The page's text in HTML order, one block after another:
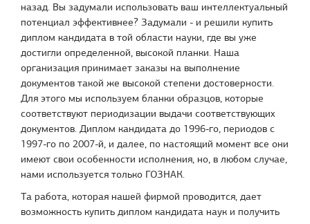
назад. Вы задумали использовать ваш интеллектуальный
потенциал эффективнее? Задумали - и решили купить
диплом кандидата в той области науки, где вы уже
достигли определенной, высокой планки. Наша
организация принимает заказы на выполнение
документов такой же высокой степени достоверности.
Для этого мы используем бланки образцов, которые
соответствуют периодизации выдачи соответствующих
документов. Диплом кандидата до 1996-го, периодов с
1997-го по 2007-й, и далее, по настоящий момент все они
имеют свои особенности исполнения, но, в любом случае,
нами используется только ГОЗНАК.
Та работа, которая нашей фирмой проводится, дает
возможность купить диплом кандидата наук и получить